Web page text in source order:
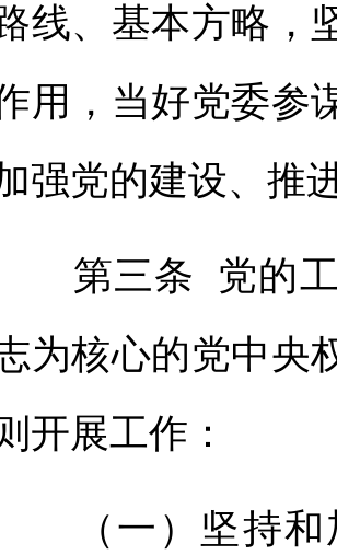
线、基本方略，
用，当好党委参
强党的建设、推
第三条 党的工
为核心的党中央
开展工作：
（一）坚持和